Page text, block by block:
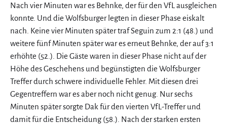
Nach vier Minuten war es Behnke, der für den VfL ausgleichen
konnte. Und die Wolfsburger legten in dieser Phase eiskalt
nach. Keine vier Minuten später traf Seguin zum 2:1 (48.) und
weitere fünf Minuten später war es erneut Behnke, der auf 3:1
erhöhte (52.). Die Gäste waren in dieser Phase nicht auf der
Höhe des Geschehens und begünstigten die Wolfsburger
Treffer durch schwere individuelle Fehler. Mit diesen drei
Gegentreffern war es aber noch nicht genug. Nur sechs
Minuten später sorgte Dak für den vierten VfL-Treffer und
damit für die Entscheidung (58.). Nach der starken ersten